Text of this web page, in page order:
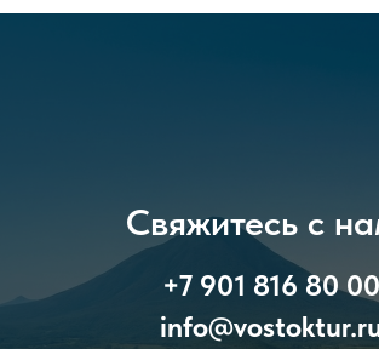
Свяжитесь с
+7 901 816 80 00